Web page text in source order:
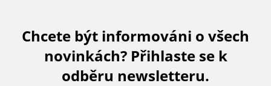
Chcete být informováni o všech
novinkách? Přihlaste se k
odběru newsletteru.